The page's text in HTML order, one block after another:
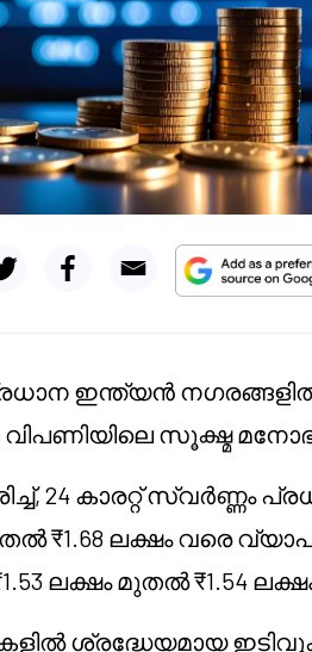
ഇന്ത്യൻ
സൂക്ഷ്മ
24 കാരറ്റ് സ്വർണ്ണം
₹1.68 ലക്ഷം വരെ
ലക്ഷം മുതൽ ₹1.54
ശ്രദ്ധേയമായ